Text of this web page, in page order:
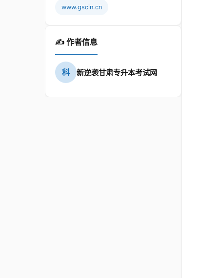
www.gscin.cn
✍️ 作者信息
科 新逆袭甘肃专升本考试网